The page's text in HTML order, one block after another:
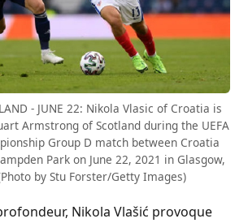
- JUNE 22: Nikola Vlasic of Croatia is
Armstrong of Scotland during the UEFA
Group D match between Croatia
Park on June 22, 2021 in Glasgow,
by Stu Forster/Getty Images)
Nikola Vlašić provoque